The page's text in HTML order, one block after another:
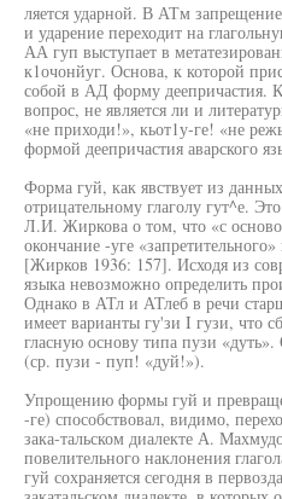
ляется ударной. В АТм
и ударение переходит на
АА гуп выступает в
к1очонйуг. Основа, к которой
собой в АД форму деепричастия.
вопрос, не является ли и
«не приходи!», кьот1у-ге! «не
формой деепричастия аварского
Форма гуй, как явствует из
отрицательному глаголу гут^е.
Л.И. Жиркова о том, что «с
окончание -уге
[Жирков 1936: 157]. Исходя из
языка невозможно определить
Однако в АТл и АТлеб в речи
имеет варианты гу'зи I гузи, что
гласную основу типа пузи
(ср. пузи - пуп! «дуй!»).
Упрощению формы гуй и
-ге) способствовал, видимо,
зака-тальском диалекте А.
повелительного наклонения
гуй сохраняется сегодня в